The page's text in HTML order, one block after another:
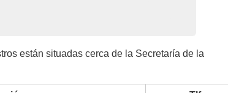
están situadas cerca de la Secretaría de la